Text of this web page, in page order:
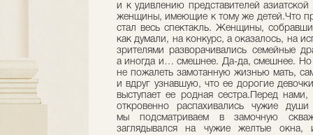
и к удивлению представителей
женщины, имеющие к тому же детей.Что
стал весь спектакль. Женщины,
как думали, на конкурс, а оказалось, на
зрителями разворачивались семейные
а иногда и… смешнее. Да-да, смешнее. Но
не пожалеть замотанную жизнью мать,
и вдруг узнавшую, что ее дорогие
выступает ее родная сестра.Перед
откровенно распахивались чужие
мы подсматриваем в замочную
заглядывался на чужие желтые окна,